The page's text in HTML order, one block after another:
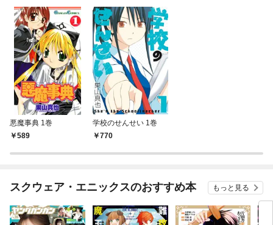
悪魔事典 1巻
589
学校のせんせい 1巻
770
スクウェア・エニックスのおすすめ本 もっと見る